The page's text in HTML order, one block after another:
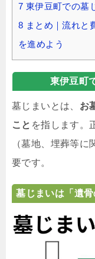
7 東伊豆町での墓
8 まとめ｜流れと
を進めよう
東伊豆町
墓じまいとは、 お
こと を指します。
（墓地、埋葬等
要です。
墓じまいは「遺